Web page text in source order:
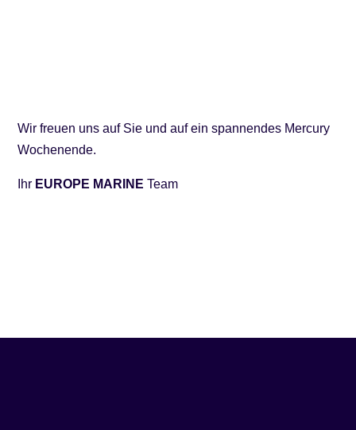
Wir freuen uns auf Sie und auf ein spannendes Mercury
Wochenende.
Ihr EUROPE MARINE Team